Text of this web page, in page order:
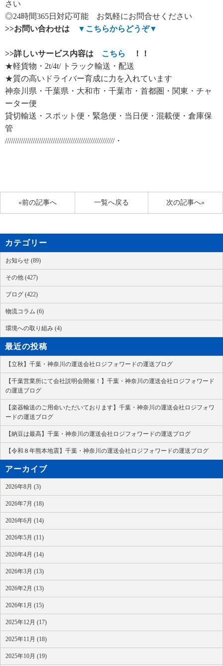
さい
◎24時間365日対応可能 お気軽にお問合せください
>>お問い合わせは ▼ こちらからどうぞ▼
>>詳しいサービス内容は こちら
！！
★軽貨物・2t/4t/ トラック輸送・配送
★質の高いドライバー育成に力を入れています
神奈川県・千葉県・大和市・千葉市・首都圏・関東・チャ
ーター便
貸切輸送・スポット便・緊急便・当日便・混載便・倉庫保
管
///////////////////////////////////////////////////////・
«前の記事へ 次の記事へ»
一覧へ戻る
カテゴリー
お知らせ (89)
その他 (427)
ブログ (422)
物流コラム (6)
環境への取り組み (4)
最近の投稿
【立秋】千葉・神奈川の運送会社ロジフォワードの運送ブログ
【千葉営業所にて会社説明会開催！】千葉・神奈川の運送会社ロジフォワード
の運送ブログ
【楽器輸送のご用命いただいております】千葉・神奈川の運送会社ロジフォワ
ードの運送ブログ
【納豆は最高】千葉・神奈川の運送会社ロジフォワードの運送ブログ
【令和８年熊本地震】千葉・神奈川の運送会社ロジフォワードの運送ブログ
アーカイブ
2026年8月 (3)
2026年7月 (18)
2026年6月 (14)
2026年5月 (11)
2026年4月 (14)
2026年3月 (13)
2026年2月 (13)
2026年1月 (15)
2025年12月 (17)
2025年11月 (18)
2025年10月 (19)